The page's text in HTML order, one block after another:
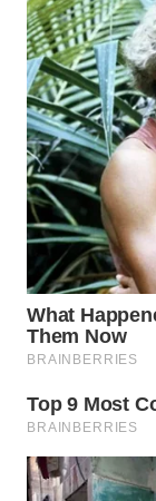
WN
SUMEDANG
WN
CIANJUR
WN
KEPULAUAN
SERIBU
WN
TANGERANG
WN
CIREBON